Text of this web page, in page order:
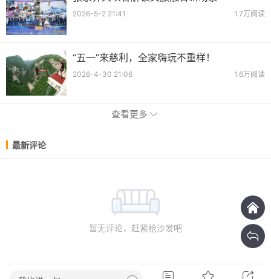
2026-5-2 21:41 1.7万阅读
“五一”来慈利，全家嗨玩不重样！
2026-4-30 21:06 1.6万阅读
查看更多
最新评论
暂无评论，赶紧抢沙发吧